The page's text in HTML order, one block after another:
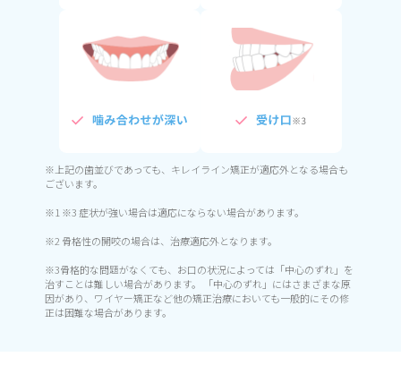
※上記の歯並びであっても、キレイライン矯正が適応外となる場合も
ございます。
※1 ※3 症状が強い場合は適応にならない場合があります。
※2 骨格性の開咬の場合は、治療適応外となります。
※3骨格的な問題がなくても、お口の状況によっては「中心のずれ」を
治すことは難しい場合があります。 「中心のずれ」にはさまざまな原
因があり、ワイヤー矯正など他の矯正治療においても一般的にその修
正は困難な場合があります。